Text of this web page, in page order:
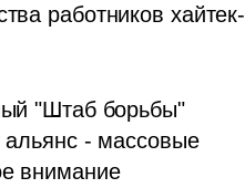
работников хайтек-
"Штаб борьбы"
внимание